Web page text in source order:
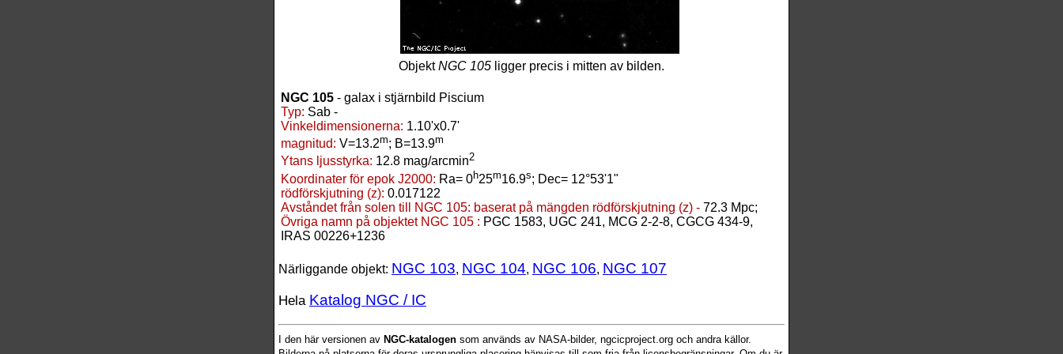
ObjektNGC 105 ligger precis i mitten av bilden.
NGC 105 - galax i stjärnbild Piscium
Typ: Sab -
Vinkeldimensionerna: 1.10'x0.7'
magnitud: V=13.2m; B=13.9m
Ytans ljusstyrka: 12.8 mag/arcmin2
Koordinater för epok J2000: Ra= 0h25m16.9s; Dec= 12°53'1"
rödförskjutning (z): 0.017122
Avståndet från solen till NGC 105: baserat på mängden rödförskjutning (z) - 72.3 Mpc;
Övriga namn på objektet NGC 105 : PGC 1583, UGC 241, MCG 2-2-8, CGCG 434-9,
IRAS 00226+1236
Närliggande objekt: NGC 103, NGC 104, NGC 106, NGC 107
Hela Katalog NGC / IC
I den här versionen av NGC-katalogen som används av NASA-bilder, ngcicproject.org och andra källor.